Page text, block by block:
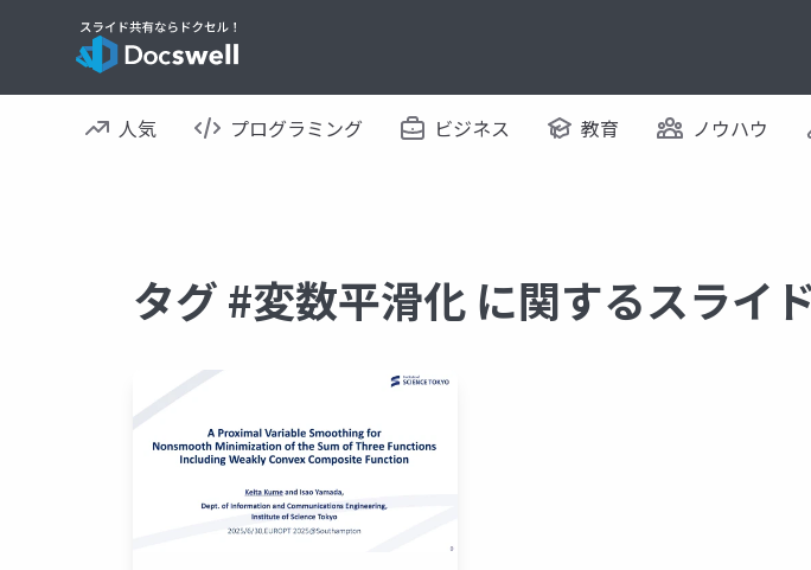
人気 プログラミング ビジネス 教育 ノウハウ
タグ #変数平滑化 に関するスライ